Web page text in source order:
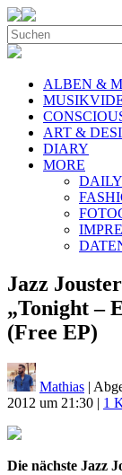
ALBEN &
ART &
DIARY
MORE
Jazz
„Tonight –
(Free EP)
Mathias |
2012 um 21:30 | 1
Die nächste Jazz